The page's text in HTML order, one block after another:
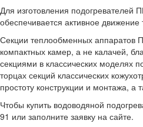
Для изготовления подогревателей
обеспечивается активное
Секции теплообменных аппаратов
компактных камер, а не калачей,
секциями в классических моделях
торцах секций классических
простоту конструкции и монтажа,
Чтобы купить водоводяной
91 или заполните заявку на сайте.